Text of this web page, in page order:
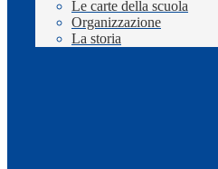
Le carte della scuola
Organizzazione
La storia